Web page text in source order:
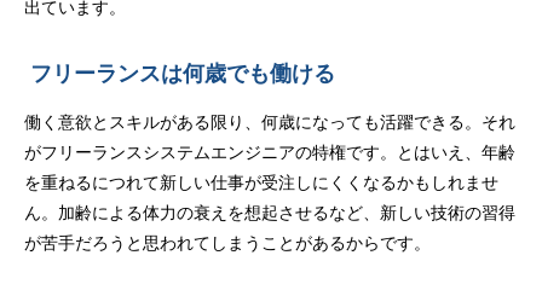
出ています。
フリーランスは何歳でも働ける
働く意欲とスキルがある限り、何歳になっても活躍できる。それ
がフリーランスシステムエンジニアの特権です。とはいえ、年齢
を重ねるにつれて新しい仕事が受注しにくくなるかもしれませ
ん。加齢による体力の衰えを想起させるなど、新しい技術の習得
が苦手だろうと思われてしまうことがあるからです。